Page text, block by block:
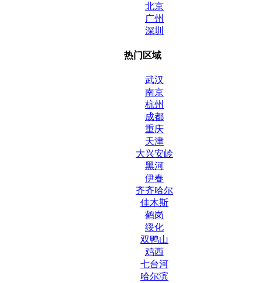
北京
广州
深圳
热门区域
武汉
南京
杭州
成都
重庆
天津
大兴安岭
黑河
伊春
齐齐哈尔
佳木斯
鹤岗
绥化
双鸭山
鸡西
七台河
哈尔滨